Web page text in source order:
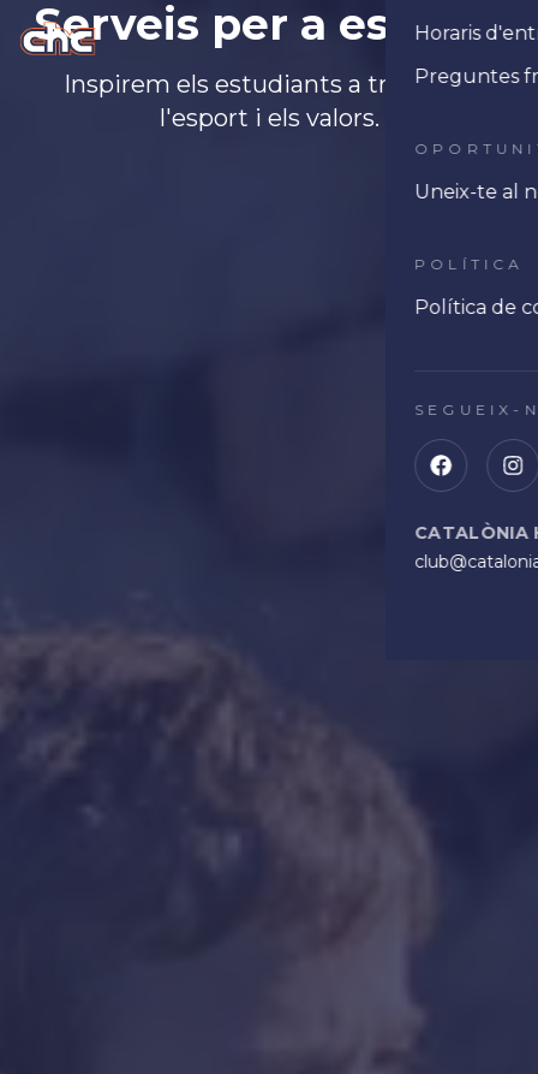
Horaris
Preguntes
Uneix-te al
POLÍTICA
Política de
SEGUEIX-
CATALÒNIA
Serveis per a escoles
Inspirem els estudiants a través de
l'esport i els valors.